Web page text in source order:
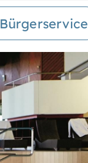
Bürgerservice